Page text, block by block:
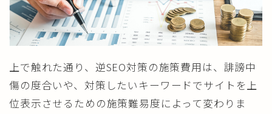
上で触れた通り、逆SEO対策の施策費用は、誹謗中
傷の度合いや、対策したいキーワードでサイトを上
位表示させるための施策難易度によって変わりま